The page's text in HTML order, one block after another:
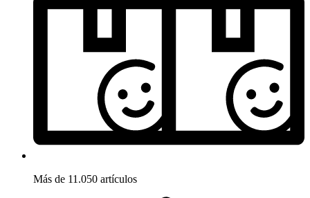
Más de 11.050 artículos